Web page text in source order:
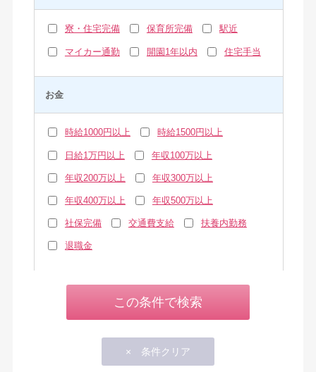
寮・住宅完備 保育所完備 駅近
マイカー通勤 開園1年以内 住宅手当
お金
時給1000円以上 時給1500円以上
日給1万円以上 年収100万以上
年収200万以上 年収300万以上
年収400万以上 年収500万以上
社保完備 交通費支給 扶養内勤務
退職金